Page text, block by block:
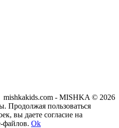
mishkakids.com - MISHKA © 2026
Продолжая пользоваться
вы даете согласие на
файлов. Ok